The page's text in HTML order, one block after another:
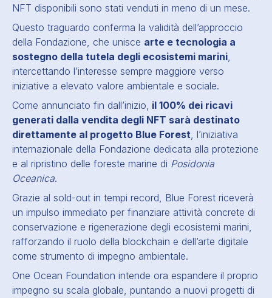
NFT disponibili sono stati venduti in meno di un mese.
Questo traguardo conferma la validità dell’approccio
della Fondazione, che unisce arte e tecnologia a
sostegno della tutela degli ecosistemi marini,
intercettando l’interesse sempre maggiore verso
iniziative a elevato valore ambientale e sociale.
Come annunciato fin dall’inizio, il 100% dei ricavi
generati dalla vendita degli NFT sarà destinato
direttamente al progetto Blue Forest, l’iniziativa
internazionale della Fondazione dedicata alla protezione
e al ripristino delle foreste marine di Posidonia
Oceanica.
Grazie al sold-out in tempi record, Blue Forest riceverà
un impulso immediato per finanziare attività concrete di
conservazione e rigenerazione degli ecosistemi marini,
rafforzando il ruolo della blockchain e dell’arte digitale
come strumento di impegno ambientale.
One Ocean Foundation intende ora espandere il proprio
impegno su scala globale, puntando a nuovi progetti di